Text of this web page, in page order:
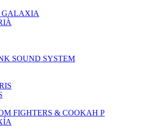
GALAXIA
SOUND SYSTEM
FIGHTERS & COOKAH P